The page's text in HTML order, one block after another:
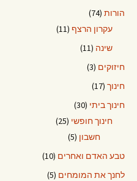
הורות (74)
עקרון הרצף (11)
שינה (11)
חיזוקים (3)
חינוך (17)
חינוך ביתי (30)
חינוך חופשי (25)
חשבון (5)
טבע האדם ואחרים (10)
לחנך את המומחים (5)